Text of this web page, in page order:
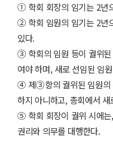
① 학회 회장의 임기는 2년
② 학회 임원의 임기는 2년
있다.
③ 학회의 임원 등이 궐위된
여야 하며, 새로 선임된 임
④ 제③항의 궐위된 임원의
하지 아니하고, 총회에서 새
⑤ 학회 회장이 궐위 시에는
권리와 의무를 대행한다.